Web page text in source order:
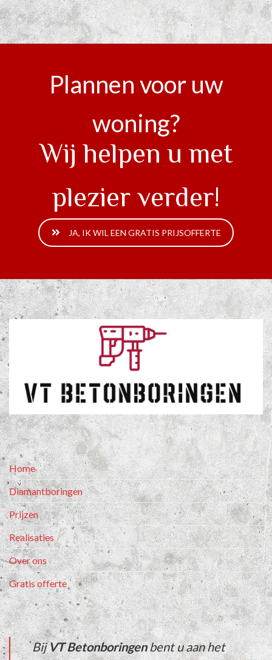
Plannen voor uw
woning?
Wij helpen u met
plezier verder!
JA, IK WIL EEN GRATIS PRIJSOFFERTE
Home
Diamantboringen
Prijzen
Realisaties
Over ons
Gratis offerte
BijVT Betonboringenbent u aan het